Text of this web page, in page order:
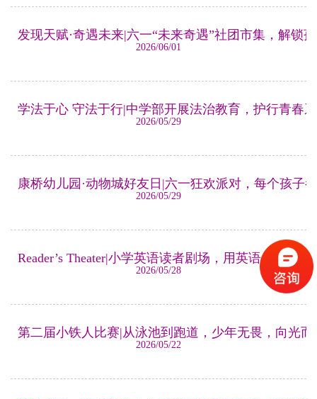
发现天赋·奇遇未来|六一“未来奇遇”社团市集，解锁
2026/06/01
学法于心 守法于行|中学部开展法治教育，护行青春
2026/05/29
康桥幼儿园·动物城好友日|六一狂欢派对，每个孩子
2026/05/29
Reader’s Theater|小学英语读者剧场，用英语点亮童年
2026/05/28
第二届小铁人比赛|从泳池到跑道，少年无畏，向光而
2026/05/22